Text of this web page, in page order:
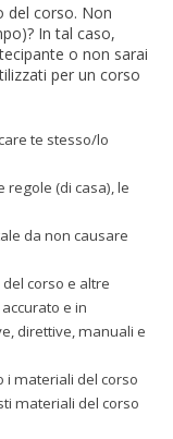
del corso. Non
In tal caso,
o non sarai
per un corso
te stesso/lo
(di casa), le
da non causare
corso e altre
e in
direttive, manuali e
i materiali del corso
materiali del corso